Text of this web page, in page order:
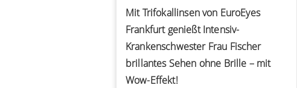
Mit Trifokallinsen von EuroEyes
Frankfurt genießt Intensiv-
Krankenschwester Frau Fischer
brillantes Sehen ohne Brille – mit
Wow-Effekt!